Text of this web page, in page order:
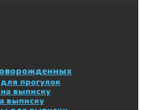
прогулок
выписку
выписку